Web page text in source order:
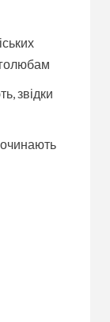
звідки